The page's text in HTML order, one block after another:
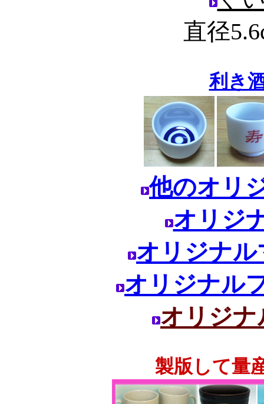
直径
利き
他のオリ
オリジ
オリジナ
オリジナル
オリジ
製版して量